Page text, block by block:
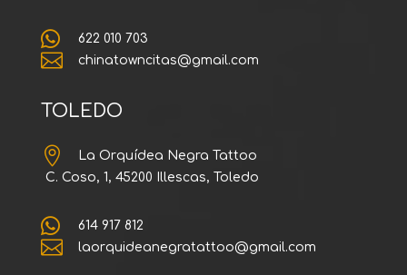
 622 010 703
 chinatowncitas@gmail.com
TOLEDO

La Orquídea Negra Tattoo
C. Coso, 1, 45200 Illescas, Toledo
 614 917 812
 laorquideanegratattoo@gmail.com